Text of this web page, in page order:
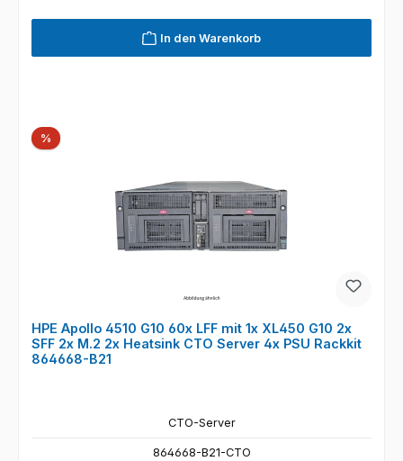
In den Warenkorb
%Rabatt
HPE Apollo 4510 G10 60x LFF mit 1x XL450 G10 2x
SFF 2x M.2 2x Heatsink CTO Server 4x PSU Rackkit
864668-B21
CTO-Server
864668-B21-CTO